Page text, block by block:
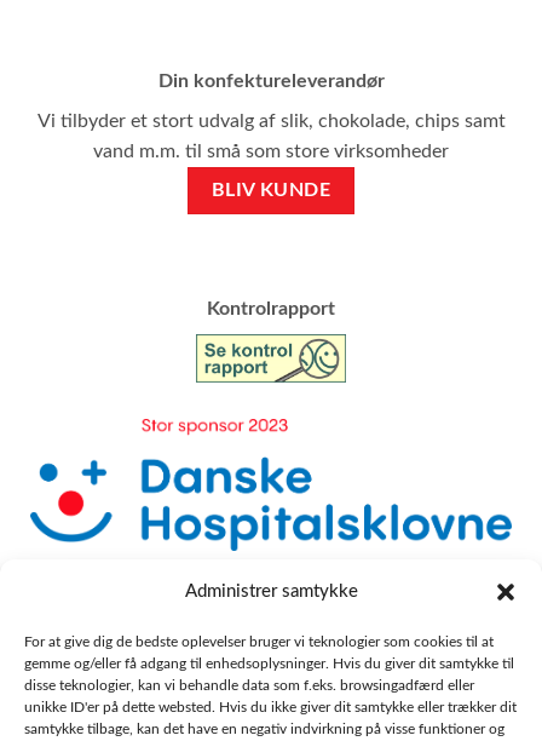
Administrer samtykke
For at give dig de bedste oplevelser bruger vi teknologier som cookies til at
gemme og/eller få adgang til enhedsoplysninger. Hvis du giver dit samtykke til
disse teknologier, kan vi behandle data som f.eks. browsingadfærd eller
unikke ID'er på dette websted. Hvis du ikke giver dit samtykke eller trækker dit
samtykke tilbage, kan det have en negativ indvirkning på visse funktioner og
Din konfektureleverandør
Vi tilbyder et stort udvalg af slik, chokolade, chips samt
vand m.m. til små som store virksomheder
BLIV KUNDE
​Kontrolrapport